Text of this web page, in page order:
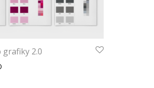
grafiky 2.0